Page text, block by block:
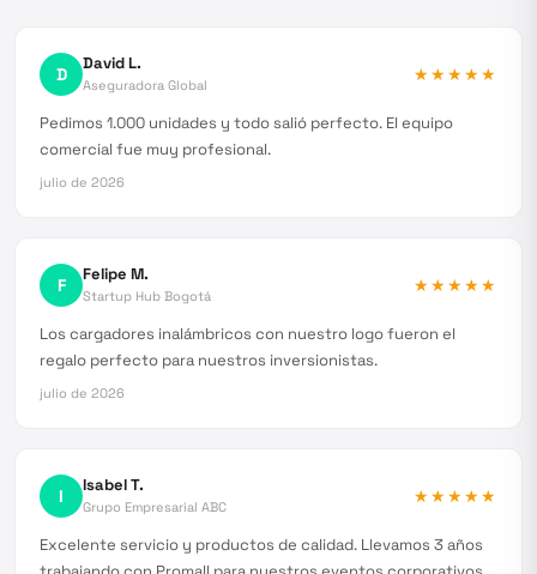
D David L.
Aseguradora Global
★★★★★
Pedimos 1.000 unidades y todo salió perfecto. El equipo
comercial fue muy profesional.
julio de 2026
F Felipe M.
Startup Hub Bogotá
★★★★★
Los cargadores inalámbricos con nuestro logo fueron el
regalo perfecto para nuestros inversionistas.
julio de 2026
I Isabel T.
Grupo Empresarial ABC
★★★★★
Excelente servicio y productos de calidad. Llevamos 3 años